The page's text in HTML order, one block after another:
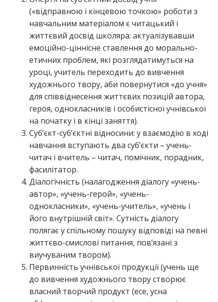
(«відправною і кінцевою точкою» роботи з
навчальним матеріалом є читацький і
життєвий досвід школяра: актуалізувавши
емоційно-ціннісне ставлення до морально-
етичних проблем, які розглядатимуться на
уроці, учитель переходить до вивчення
художнього твору, аби повернутися «до учня»
для співвіднесення життєвих позицій автора,
героя, однокласників і особистісної учнівської
на початку і в кінці заняття).
Суб’єкт-суб’єктні відносини: у взаємодію в ході
навчання вступають два суб’єкти – учень-
читач і вчитель – читач, помічник, порадник,
фасилітатор.
Діалогічність (налагодження діалогу «учень-
автор», «учень-герой», «учень-
однокласники», «учень-учитель», «учень і
його внутрішній світ». Сутність діалогу
полягає у спільному пошуку відповіді на певні
життєво-смислові питання, пов’язані з
виучуваним твором).
Первинність учнівської продукції (учень ще
до вивчення художнього твору створює
власний творчий продукт (есе, усна